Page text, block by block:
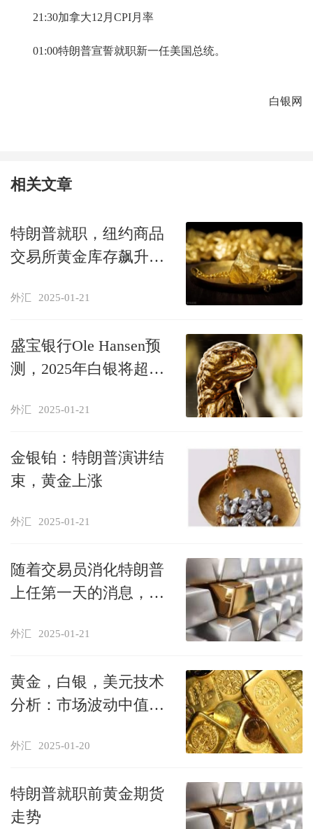
21:30加拿大12月CPI月率
01:00特朗普宣誓就职新一任美国总统。
白银网
相关文章
特朗普就职，纽约商品
交易所黄金库存飙升，
外汇 2025-01-21
盛宝银行Ole Hansen预
测，2025年白银将超过
外汇 2025-01-21
金银铂：特朗普演讲结
束，黄金上涨
外汇 2025-01-21
随着交易员消化特朗普
上任第一天的消息，金
外汇 2025-01-21
黄金，白银，美元技术
分析：市场波动中值得
外汇 2025-01-20
特朗普就职前黄金期货
走势